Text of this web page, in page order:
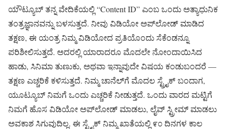
ಯೌಟ್ಯೂಬ್ ತನ್ನ ವೇದಿಕೆಯಲ್ಲಿ “Content ID” ಎಂಬ ಒಂದು ಅತ್ಯಾಧುನಿಕ
ತಂತ್ರಜ್ಞಾನವನ್ನು ಬಳಸುತ್ತದೆ. ನೀವು ವಿಡಿಯೋ ಅಪ್‌ಲೋಡ್ ಮಾಡಿದ
ತಕ್ಷಣ, ಈ ಯಂತ್ರ ನಿಮ್ಮ ವಿಡಿಯೋದ ಪ್ರತಿಯೊಂದು ಸೆಕೆಂಡನ್ನೂ
ಪರಿಶೀಲಿಸುತ್ತದೆ. ಅದರಲ್ಲಿ ಯಾರಾದರೂ ಮೊದಲೇ ನೋಂದಾಯಿಸಿದ
ಹಾಡು, ಸಿನಿಮಾ ತುಣುಕು, ಅಥವಾ ಇನ್ನಾವುದೇ ವಿಷಯ ಕಂಡುಬಂದರೆ —
ತಕ್ಷಣ ಎಚ್ಚರಿಕೆ ಕಳಿಸುತ್ತದೆ. ನಿಮ್ಮ ಚಾನೆಲ್‌ಗೆ ಮೊದಲ ಸ್ಟ್ರೈಕ್ ಬಂದಾಗ,
ಯೂಟ್ಯೂಬ್ ನಿಮಗೆ ಒಂದು ಎಚ್ಚರಿಕೆ ನೀಡುತ್ತದೆ. ಒಂದು ವಾರದ ಮಟ್ಟಿಗೆ
ನಿಮಗೆ ಹೊಸ ವಿಡಿಯೋ ಅಪ್‌ಲೋಡ್ ಮಾಡಲು, ಲೈವ್ ಸ್ಟ್ರೀಮ್ ಮಾಡಲು
ಅವಕಾಶ ಸಿಗುವುದಿಲ್ಲ. ಈ ಸ್ಟ್ರೈಕ್ ನಿಮ್ಮ ಖಾತೆಯಲ್ಲಿ ೯೦ ದಿನಗಳ ಕಾಲ